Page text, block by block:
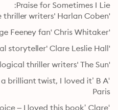
'One of my favourite thriller writers' Harlan Coben
'I'm a huge Feeney fan' Chris Whitaker
'A phenomenal storyteller' Clare Leslie Hall
'One of the best psychological thriller writers' The Sun
Paris